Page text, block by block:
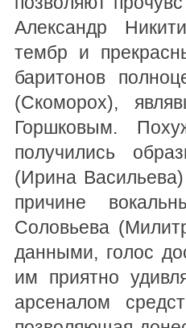
Александр
тембр и
баритонов
(Скоморох),
Горшковым.
получились
(Ирина
причине
Соловьева
данными, голос
им приятно
арсеналом